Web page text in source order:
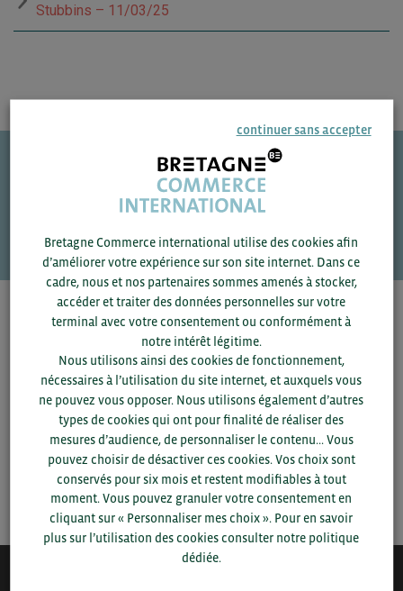
Stubbins – 11/03/25
Une question ?
Pour voir les contacts, merci de renseigner votre
département et votre secteurou connectez-vous.
SAUVEGARDER
continuer sans accepter
Bretagne Commerce international utilise des cookies afin
d’améliorer votre expérience sur son site internet. Dans ce
cadre, nous et nos partenaires sommes amenés à stocker,
accéder et traiter des données personnelles sur votre
terminal avec votre consentement ou conformément à
notre intérêt légitime.
Nous utilisons ainsi des cookies de fonctionnement,
nécessaires à l’utilisation du site internet, et auxquels vous
ne pouvez vous opposer. Nous utilisons également d’autres
types de cookies qui ont pour finalité de réaliser des
mesures d’audience, de personnaliser le contenu... Vous
pouvez choisir de désactiver ces cookies. Vos choix sont
conservés pour six mois et restent modifiables à tout
moment. Vous pouvez granuler votre consentement en
cliquant sur « Personnaliser mes choix ». Pour en savoir
plus sur l’utilisation des cookies consulter notre politique
dédiée.